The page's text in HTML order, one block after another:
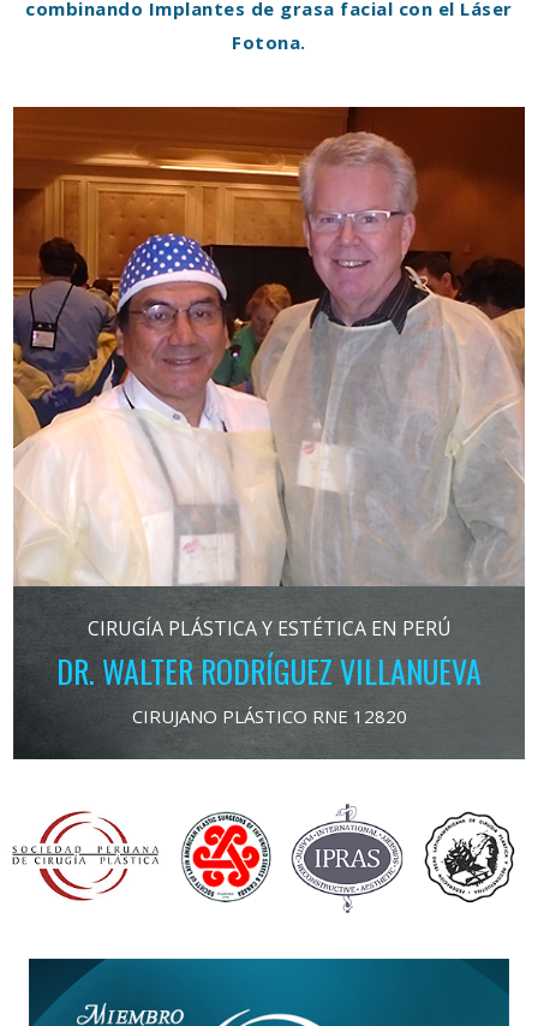
combinando Implantes de grasa facial con el Láser
Fotona.
CIRUGÍA PLÁSTICA Y ESTÉTICA EN PERÚ
DR. WALTER RODRÍGUEZ VILLANUEVA
CIRUJANO PLÁSTICO RNE 12820